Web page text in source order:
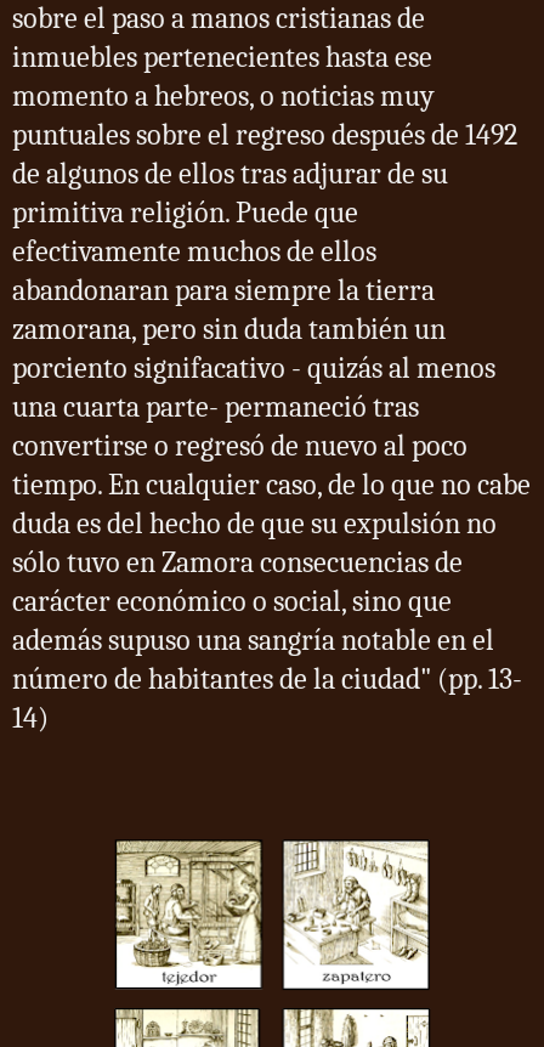
sobre el paso a manos cristianas de
inmuebles pertenecientes hasta ese
momento a hebreos, o noticias muy
puntuales sobre el regreso después de 1492
de algunos de ellos tras adjurar de su
primitiva religión. Puede que
efectivamente muchos de ellos
abandonaran para siempre la tierra
zamorana, pero sin duda también un
porciento signifacativo - quizás al menos
una cuarta parte- permaneció tras
convertirse o regresó de nuevo al poco
tiempo. En cualquier caso, de lo que no cabe
duda es del hecho de que su expulsión no
sólo tuvo en Zamora consecuencias de
carácter económico o social, sino que
además supuso una sangría notable en el
número de habitantes de la ciudad" (pp. 13-
14)